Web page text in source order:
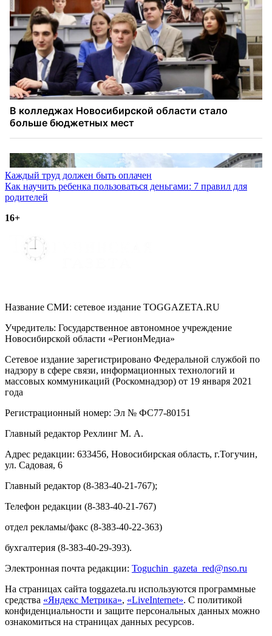
Навигация
по
Каждый труд должен быть оплачен
Как научить ребенка пользоваться деньгами: 7 правил для
родителей
16+
Название СМИ: cетевое издание TOGGAZETA.RU
Учредитель: Государственное автономное учреждение
Новосибирской области «РегионМедиа»
Сетевое издание зарегистрировано Федеральной службой по
надзору в сфере связи, информационных технологий и
массовых коммуникаций (Роскомнадзор) от 19 января 2021
года
Регистрационный номер: Эл № ФС77-80151
Главный редактор Рехлинг М. А.
Адрес редакции: 633456, Новосибирская область, г.Тогучин,
ул. Садовая, 6
Главный редактор (8-383-40-21-767);
Телефон редакции (8-383-40-21-767)
отдел рекламы/факс (8-383-40-22-363)
бухгалтерия (8-383-40-29-393).
Электронная почта редакции: Toguchin gazeta red@nso.ru
На страницах сайта toggazeta.ru используются программные
средства «Яндекс Метрика», «LiveInternet». С политикой
конфиденциальности и защите персональных данных можно
ознакомиться на страницах данных ресурсов.